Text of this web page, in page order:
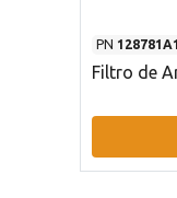
PN 128781A1
Filtro de